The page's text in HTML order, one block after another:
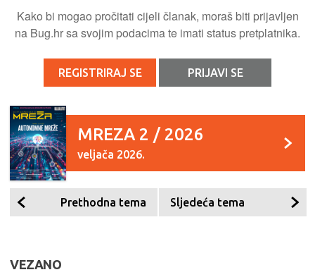
Kako bi mogao pročitati cijeli članak, moraš biti prijavljen
na Bug.hr sa svojim podacima te imati status pretplatnika.
REGISTRIRAJ SE PRIJAVI SE
MREZA 2 / 2026
veljača 2026.
Prethodna tema Sljedeća tema
VEZANO